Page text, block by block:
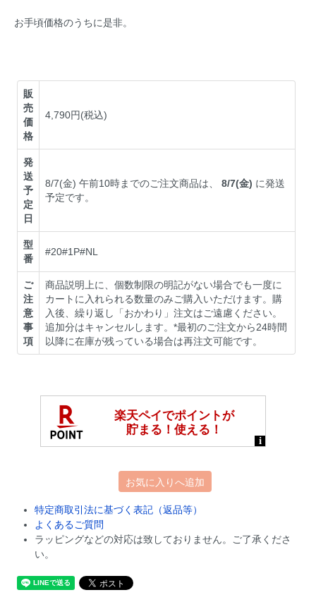
お手頃価格のうちに是非。
販
売
価
格
4,790円(税込)
発
送
予
定
日
8/7(金) 午前10時までのご注文商品は、8/7(金) に発送
予定です。
型
番
#20#1P#NL
ご
注
意
事
項
商品説明上に、個数制限の明記がない場合でも一度に
カートに入れられる数量のみご購入いただけます。購
入後、繰り返し「おかわり」注文はご遠慮ください。
追加分はキャンセルします。*最初のご注文から24時間
以降に在庫が残っている場合は再注文可能です。
お気に入りへ追加
特定商取引法に基づく表記（返品等）
よくあるご質問
ラッピングなどの対応は致しておりません。ご了承くださ
い。